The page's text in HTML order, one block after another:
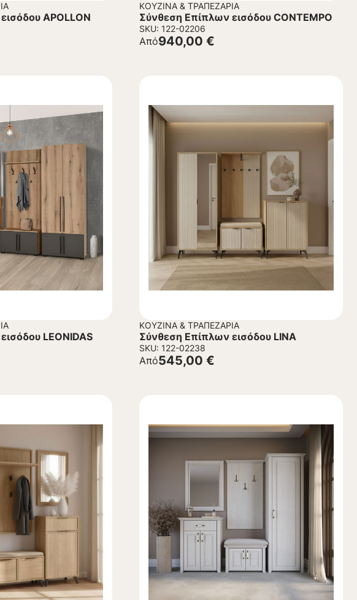
APOLLON
ΚΟΥΖΊΝΑ & ΤΡΑΠΕΖΑΡΊΑ
Σύνθεση Επίπλων εισόδου CONTEMPO
SKU: 122-02206
940,00 €
Από
LEONIDAS
ΚΟΥΖΊΝΑ & ΤΡΑΠΕΖΑΡΊΑ
Σύνθεση Επίπλων εισόδου LINA
SKU: 122-02238
545,00 €
Από